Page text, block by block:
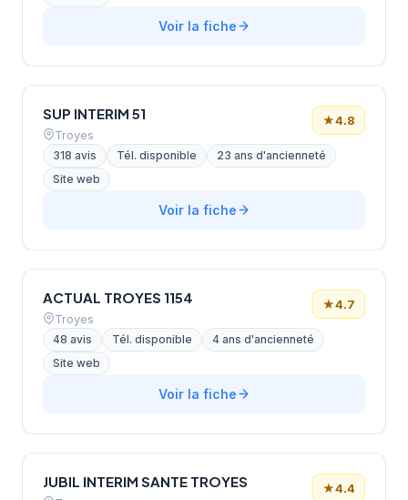
Voir la fiche
SUP INTERIM 51
Troyes
★4.8
318 avis Tél. disponible
23 ans d'ancienneté
Site web
Voir la fiche
ACTUAL TROYES 1154
Troyes
★4.7
48 avis Tél. disponible
4 ans d'ancienneté
Site web
Voir la fiche
JUBIL INTERIM SANTE TROYES ★4.4